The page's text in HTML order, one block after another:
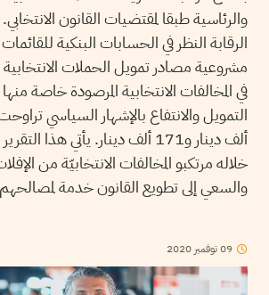
والرئاسية طبقا لمقتضيات القانون
الرقابة النظر في الحسابات البنكية
مشروعية مصادر تمويل الحملات
في المخالفات الانتخابية المرصودة خاصة
ألف دينار و171 ألف دينار. يأتي هذا
خلاله مرتكبو المخالفات الانتخابيّة من
والسعي إلى تطويع القانون خدمة
09نوفمبر 2020